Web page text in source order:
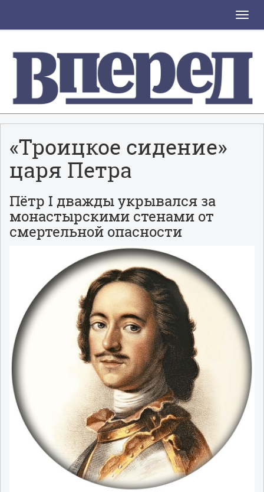
Toggle
«Троицкое сидение»
царя Петра
Пётр I дважды укрывался за
монастырскими стенами от
смертельной опасности